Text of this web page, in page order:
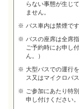
らない事態が生じ
ません。
バス車内は禁煙です
バスの座席は全席
ご予約時にお申し
ん。）
大型バスでの運行
ス又はマイクロバ
ご参加にあたり特
申し付けください。